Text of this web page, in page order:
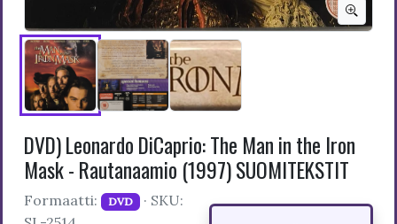
DVD) Leonardo DiCaprio: The Man in the Iron
Mask - Rautanaamio (1997) SUOMITEKSTIT
Formaatti: DVD · SKU: